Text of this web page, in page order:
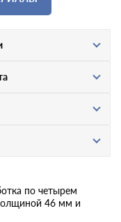
по четырем
46 мм и